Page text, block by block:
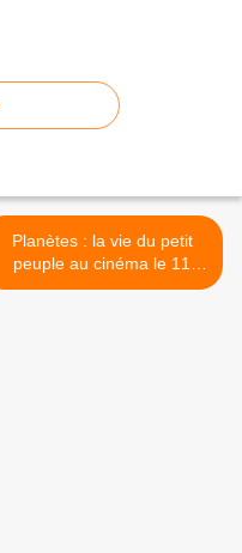
Planètes : la vie du petit
peuple au cinéma le 11
mars >